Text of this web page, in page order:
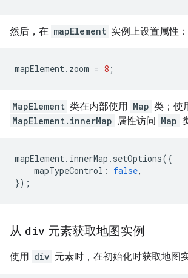
然后，在 mapElement 实例上设置属性：
mapElement. zoom = 8 ;
MapElement 类在内部使用 Map 类；使
MapElement.innerMap 属性访问 Map
mapElement. innerMap . setOptions({
mapTypeControl : false,
});
从 div 元素获取地图实例
使用 div 元素时，在初始化时获取地图